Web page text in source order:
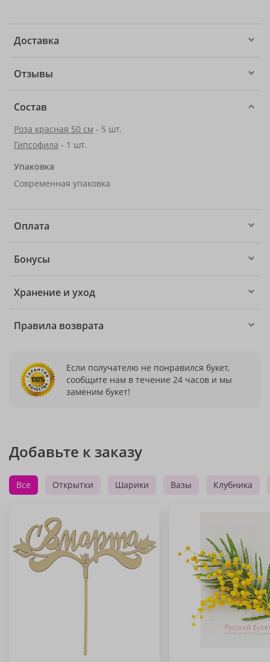
Доставка
Отзывы
Состав
Роза красная 50 см - 5 шт.
Гипсофила - 1 шт.
Упаковка
Современная упаковка
Оплата
Бонусы
Хранение и уход
Правила возврата
Если получателю не понравился букет,
сообщите нам в течение 24 часов и мы
заменим букет!
Добавьте к заказу
Все Открытки Шарики Вазы Клубника